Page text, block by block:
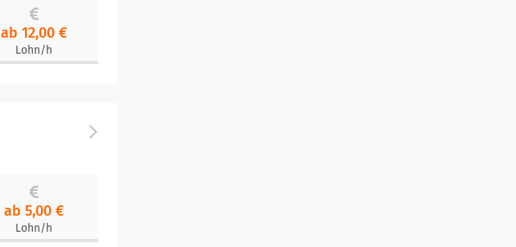
ab 12,00 €
Lohn/h
ab 5,00 €
Lohn/h